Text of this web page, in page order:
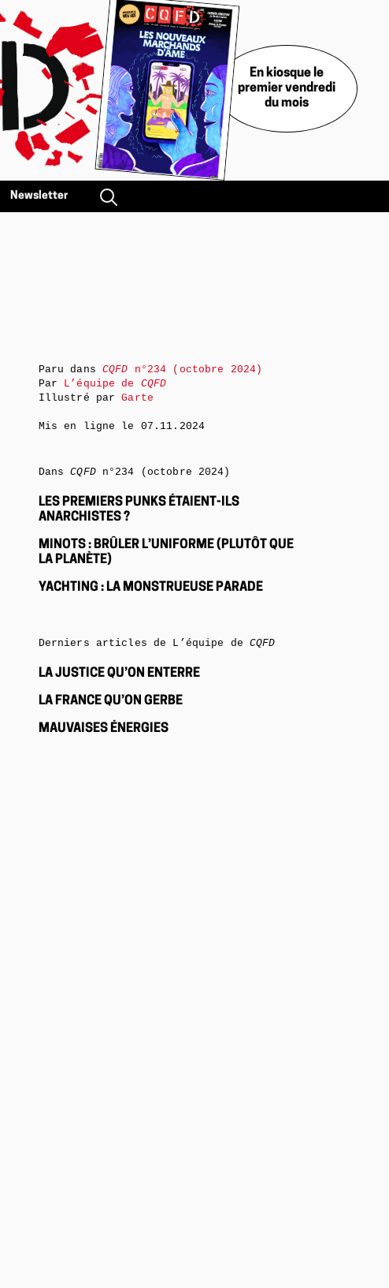
En kiosque le
premier vendredi
du mois
Newsletter
Paru dans CQFD n°234 (octobre 2024)
Par L’équipe de CQFD
Illustré parGarte
Mis en ligne le 07.11.2024
DansCQFDn°234 (octobre 2024)
LES PREMIERS PUNKS ÉTAIENT-ILS
ANARCHISTES ?
MINOTS : BRÛLER L’UNIFORME (PLUTÔT QUE
LA PLANÈTE)
YACHTING : LA MONSTRUEUSE PARADE
Derniers articles de L’équipe de CQFD
LA JUSTICE QU’ON ENTERRE
LA FRANCE QU’ON GERBE
MAUVAISES ÉNERGIES